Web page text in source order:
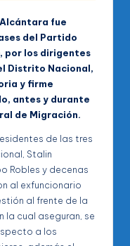
fue
del Partido
por los dirigentes
Distrito Nacional,
y firme
antes y durante
de Migración.
de las tres
Stalin
Robles y decenas
al exfuncionario
al frente de la
la cual aseguran, se
a los